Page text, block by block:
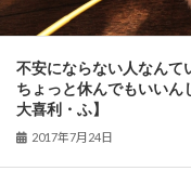
不安にならない人なんて
ちょっと休んでもいいん
大喜利・ふ】
2017年7月24日